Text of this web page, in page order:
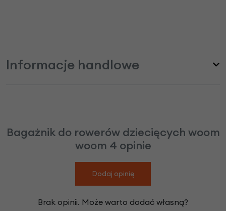
Informacje handlowe
Bagażnik do rowerów dziecięcych woom
woom 4 opinie
Dodaj opinię
Brak opinii. Może warto dodać własną?